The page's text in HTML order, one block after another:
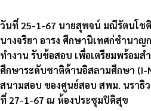
วันที่ 25-1-67 นายสุพจน์ มณีรัตนโช
นางจริยา อารง ศึกษานิเทศก่ชำนา
ทำงาน รับข้อสอบ เพื่อเตรียมพร้อมส
ศึกษาระดับชาติด้านอิสลามศึกษา (I-
สนามสอบ ของศูนย์สอบ สพม. นราธิ
ที่ 27-1-67 ณ ห้องประชุมปิติสุข